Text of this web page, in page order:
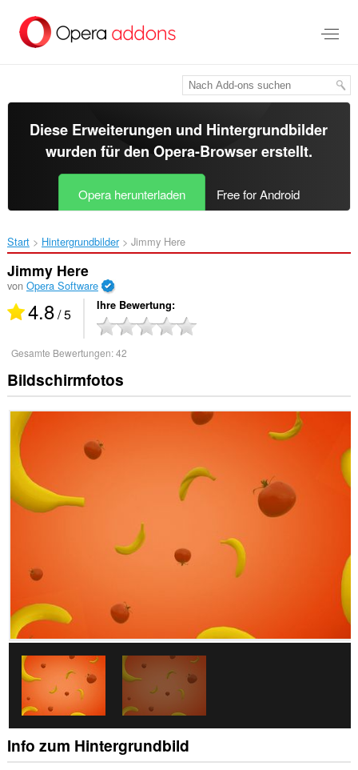
Hauptinhalt
springen
Diese Erweiterungen und Hintergrundbilder
wurden für den Opera-Browsererstellt.
Opera herunterladen Free for Android
Start Hintergrundbilder Jimmy Here‎
Jimmy Here
von Opera Software
4.8/ 5 Ihre Bewertung
Gesamte Bewertungen:42
Bildschirmfotos
Info zum Hintergrundbild